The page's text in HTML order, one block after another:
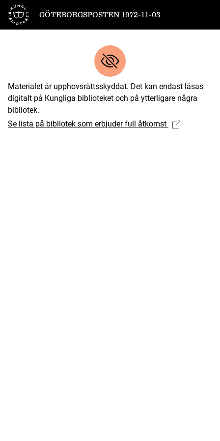
Till startsidan
GÖTEBORGSPOSTEN 1972-11-03
Materialet är upphovsrättsskyddat. Det kan endast läsas
digitalt på Kungliga biblioteket och på ytterligare några
bibliotek.
Se lista på bibliotek som erbjuder full åtkomst